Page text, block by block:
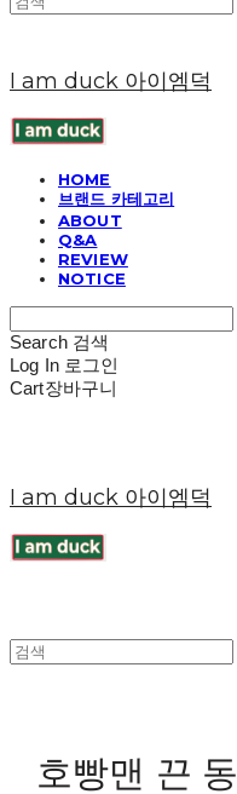
I am duck 아이엠덕
HOME
브랜드 카테고리
ABOUT
Q&A
REVIEW
NOTICE
Search 검색
Log In 로그인
Cart장바구니
I am duck 아이엠덕
호빵맨 끈 동